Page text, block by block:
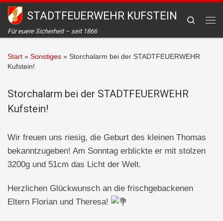
Zum Inhalt springen
STADTFEUERWEHR KUFSTEIN
Für euere Sicherheit – seit 1866
Search
Start » Sonstiges » Storchalarm bei der STADTFEUERWEHR
Kufstein!
Storchalarm bei der STADTFEUERWEHR
Kufstein!
Wir freuen uns riesig, die Geburt des kleinen Thomas
bekanntzugeben! Am Sonntag erblickte er mit stolzen
3200g und 51cm das Licht der Welt.
Herzlichen Glückwunsch an die frischgebackenen
Eltern Florian und Theresa!